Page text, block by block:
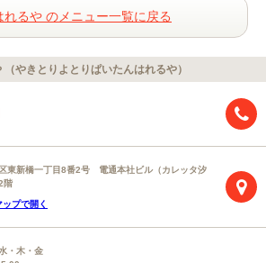
るや のメニュー一覧に戻る
やきとりよとりぱいたんはれるや）
東新橋一丁目8番2号 電通本社ビル（カレッタ汐
2階
プで開く
・木・金